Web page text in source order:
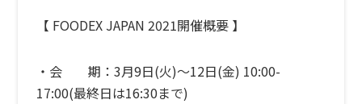
【 FOODEX JAPAN 2021開催概要 】
・会 期：3月9日(火)～12日(金) 10:00-
17:00(最終日は16:30まで)